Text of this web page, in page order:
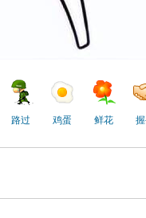
路过 鸡蛋 鲜花